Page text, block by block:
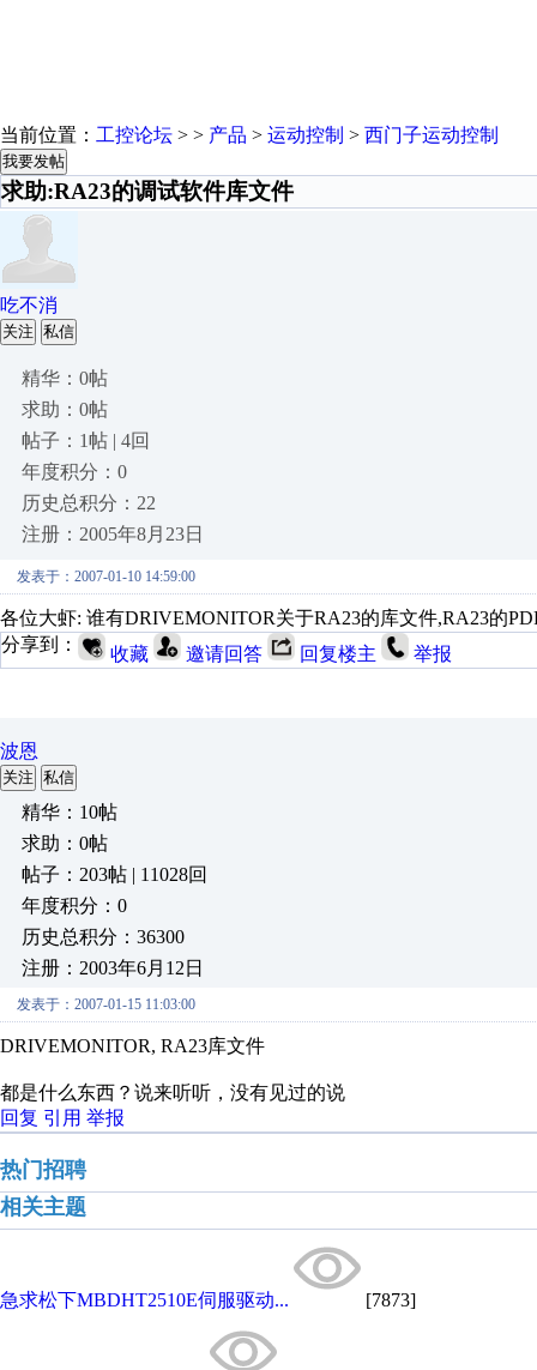
当前位置： 工控论坛 > > 产品 > 运动控制 > 西门子运动控制
我要发帖
求助:RA23的调试软件库文件
吃不消
关注 私信
精华：0帖
求助：0帖
帖子：1帖 | 4回
年度积分：0
历史总积分：22
注册：2005年8月23日
发表于：2007-01-10 14:59:00
各位大虾: 谁有DRIVEMONITOR关于RA23的库文件,RA23的
分享到：
收藏 邀请回答 回复楼主 举报
波恩
关注 私信
精华：10帖
求助：0帖
帖子：203帖 | 11028回
年度积分：0
历史总积分：36300
注册：2003年6月12日
发表于：2007-01-15 11:03:00
DRIVEMONITOR, RA23库文件
都是什么东西？说来听听，没有见过的说
回复 引用 举报
热门招聘
相关主题
急求松下MBDHT2510E伺服驱动... [7873]